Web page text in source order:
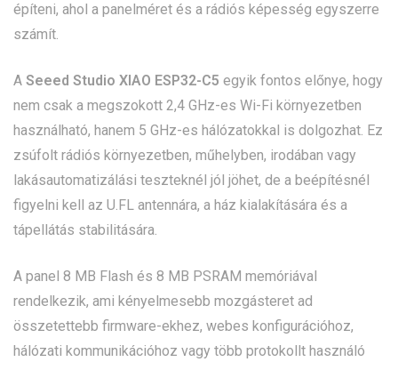
építeni, ahol a panelméret és a rádiós képesség egyszerre
számít.
A Seeed Studio XIAO ESP32-C5 egyik fontos előnye, hogy
nem csak a megszokott 2,4 GHz-es Wi-Fi környezetben
használható, hanem 5 GHz-es hálózatokkal is dolgozhat. Ez
zsúfolt rádiós környezetben, műhelyben, irodában vagy
lakásautomatizálási teszteknél jól jöhet, de a beépítésnél
figyelni kell az U.FL antennára, a ház kialakítására és a
tápellátás stabilitására.
A panel 8 MB Flash és 8 MB PSRAM memóriával
rendelkezik, ami kényelmesebb mozgásteret ad
összetettebb firmware-ekhez, webes konfigurációhoz,
hálózati kommunikációhoz vagy több protokollt használó